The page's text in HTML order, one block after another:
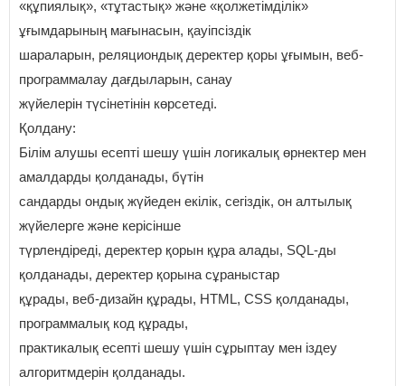
«құпиялық», «тұтастық» және «қолжетімділік»
ұғымдарының мағынасын, қауіпсіздік
шараларын, реляциондық деректер қоры ұғымын, веб-
программалау дағдыларын, санау
жүйелерін түсінетінін көрсетеді.
Қолдану:
Білім алушы есепті шешу үшін логикалық өрнектер мен
амалдарды қолданады, бүтін
сандарды ондық жүйеден екілік, сегіздік, он алтылық
жүйелерге және керісінше
түрлендіреді, деректер қорын құра алады, SQL-ды
қолданады, деректер қорына сұраныстар
құрады, веб-дизайн құрады, HTML, CSS қолданады,
программалық код құрады,
практикалық есепті шешу үшін сұрыптау мен іздеу
алгоритмдерін қолданады.